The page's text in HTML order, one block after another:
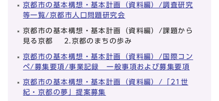
京都市の基本構想・基本計画（資料編）/調査研究
等一覧/京都市人口問題研究会
京都市の基本構想・基本計画（資料編）/課題から
見る京都 2.京都のまちの歩み
京都市の基本構想・基本計画（資料編）/国際コン
ペ/募集要項/事業記録 一般事項および募集要項
京都市の基本構想・基本計画（資料編）/「21世
紀・京都の夢」提案募集